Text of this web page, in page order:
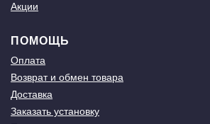
Акции
ПОМОЩЬ
Оплата
Возврат и обмен товара
Доставка
Заказать установку